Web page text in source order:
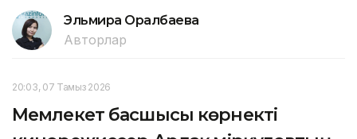
Эльмира Оралбаева
Авторлар
20:03, 07 Тамыз 2026
Мемлекет басшысы көрнекті